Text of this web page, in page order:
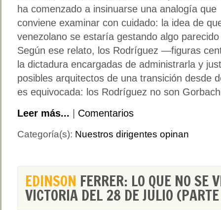
ha comenzado a insinuarse una analogía que
conviene examinar con cuidado: la idea de
venezolano se estaría gestando algo
Según ese relato, los Rodríguez —figuras
la dictadura encargadas de administrarla y
posibles arquitectos de una transición desde
es equivocada: los Rodríguez no son
Leer más...
Comentarios
Categoría(s): Nuestros dirigentes opinan
EDINSON FERRER: LO QUE NO SE
VICTORIA DEL 28 DE JULIO